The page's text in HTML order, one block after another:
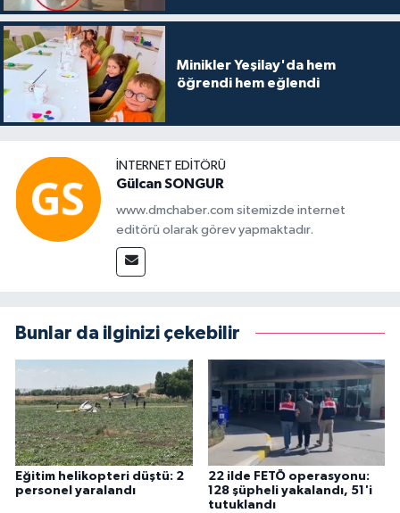
Minikler Yeşilay'da hem
öğrendi hem eğlendi
İNTERNET EDITÖRÜ
Gülcan SONGUR
www.dmchaber.com sitemizde internet
editörü olarak görev yapmaktadır.
Bunlar da ilginizi çekebilir
Eğitim helikopteri düştü: 2
personel yaralandı
22 ilde FETÖ operasyonu:
128 şüpheli yakalandı, 51'i
tutuklandı